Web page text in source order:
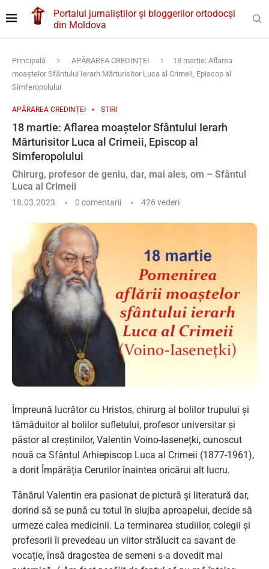
Portalul jurnaliștilor și bloggerilor ortodocși
din Moldova
Principală APĂRAREA CREDINȚEI
18 martie: Aflarea
moaștelor Sfântului Ierarh Mărturisitor Luca al Crimeii, Episcop al
Simferopolului
APĂRAREA CREDINȚEI ȘTIRI
18 martie: Aflarea moaștelor Sfântului Ierarh
Mărturisitor Luca al Crimeii, Episcop al
Simferopolului
Chirurg, profesor de geniu, dar, mai ales, om – Sfântul
Luca al Crimeii
18.03.2023 0 comentarii 426 vederi
Împreună lucrător cu Hristos, chirurg al bolilor trupului și
tămăduitor al bolilor sufletului, profesor universitar și
păstor al creștinilor, Valentin Voino-Iasenețki, cunoscut
nouă ca Sfântul Arhiepiscop Luca al Crimeii (1877-1961),
a dorit Împărăția Cerurilor înaintea oricărui alt lucru.
Tânărul Valentin era pasionat de pictură și literatură dar,
dorind să se pună cu totul în slujba aproapelui, decide să
urmeze calea medicinii. La terminarea studiilor, colegii și
profesorii îi prevedeau un viitor strălucit ca savant de
vocație, însă dragostea de semeni s-a dovedit mai